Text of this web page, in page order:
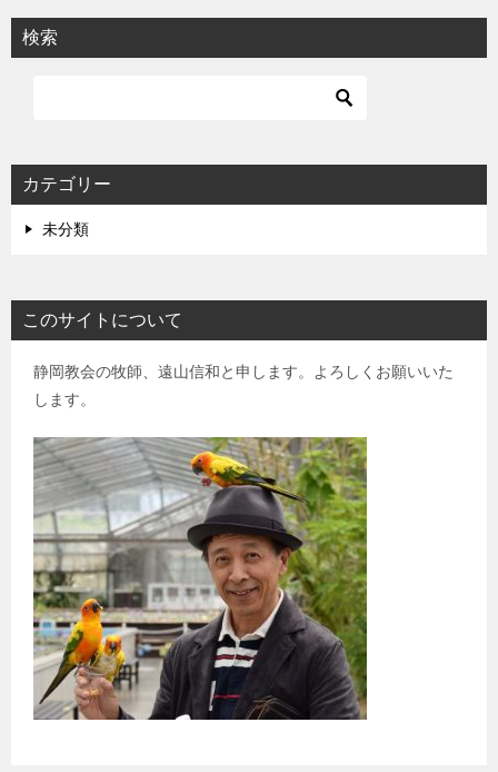
検索
カテゴリー
未分類
このサイトについて
静岡教会の牧師、遠山信和と申します。よろしくお願いいた
します。